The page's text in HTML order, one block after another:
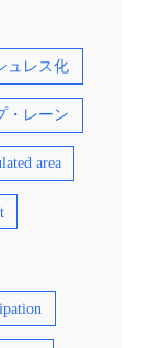
ュレス化
・レーン
area